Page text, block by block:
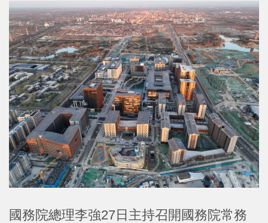
國務院總理李強27日主持召開國務院常務